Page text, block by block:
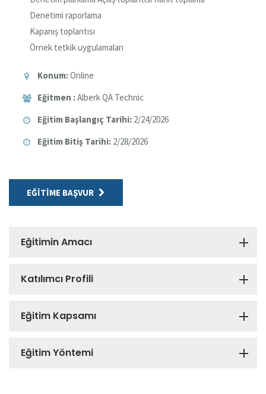
Denetimi raporlama
Kapanış toplantısı
Örnek tetkik uygulamaları
Konum:Online
Eğitmen :Alberk QA Technic
Eğitim Başlangıç Tarihi: 2/24/2026
Eğitim Bitiş Tarihi: 2/28/2026
EĞITIME BAŞVUR
Eğitimin Amacı
Katılımcı Profili
Eğitim Kapsamı
Eğitim Yöntemi